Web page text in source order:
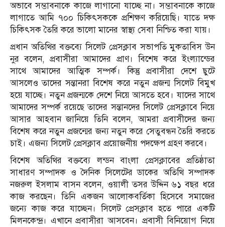
অভাবে সম্ভাবনাকে কাজে লাগানো যাচ্ছে না। সম্ভাবনাকে কাজে
লাগাতে আমি ৭০০ চিকিৎসককে প্রশিক্ষণ করিয়েছি। যাতে দক্ষ
চিকিৎসক তৈরি করে ভালো মানের স্বাস্থ্য সেবা নিশ্চিত করা যায়।
প্রধান অতিথির বক্তব্যে সিলেট প্রেসক্লাব সভাপতি মুকতাবিস উন
নুর বলেন, প্রবাসীরা আমাদের প্রাণ। বিশেষ করে ইংল্যান্ডের
সাথে আমাদের আত্মিক সম্পর্ক। কিন্তু প্রবাসীরা দেশে ছুটে
আসলেও তাদের সন্তানরা বিশেষ করে নতুন প্রজন্ম সিলেট বিমুখ
হয়ে যাচ্ছে। নতুন প্রজন্মকে দেশে নিয়ে আসতে হবে। যাদের সাথে
আমাদের সম্পর্ক রয়েছে তাদের সন্তানদের সিলেট প্রেসক্লাবে নিয়ে
আসার আহবান জানিয়ে তিনি বলেন, আমরা প্রবাসীদের জন্য
বিশেষ করে নতুন প্রজন্মের জন্য নতুন করে সেতুবন্ধন তৈরি করতে
চাই। এজন্য সিলেট প্রেসক্লাব প্রয়োজনীয় পদক্ষেপ গ্রহণ করবে।
বিশেষ অতিথির বক্তব্যে লন্ডন বাংলা প্রেসক্লাবের প্রতিষ্ঠাতা
সাধারণ সম্পাদক ও দৈনিক সিলেটের ডাকের অতিথি সম্পাদক
নজরুল ইসলাম বাসন বলেন, ওয়ালী তসর উদ্দিন ৬১ বছর ধরে
কাজ করছেন। তিনি একজন আলোকবর্তিকা হিসেবে সমাজের
জন্যে কাজ করে যাচ্ছেন। সিলেট প্রেসক্লাব হতে পারে একটি
মিলনকেন্দ্র। এখানে প্রবাসীরা আসবেন। প্রবাসী বিনিয়োগ নিয়ে